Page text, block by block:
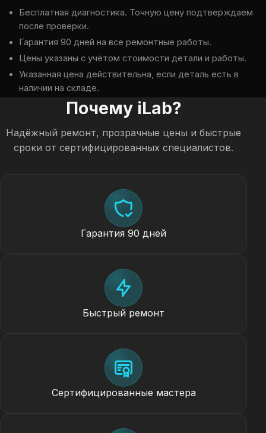
Бесплатная диагностика. Точную цену подтверждаем
после проверки.
Гарантия 90 дней на все ремонтные работы.
Цены указаны с учётом стоимости детали и работы.
Указанная цена действительна, если деталь есть в
наличии на складе.
Почему iLab?
Надёжный ремонт, прозрачные цены и быстрые
сроки от сертифицированных специалистов.
Гарантия 90 дней
Быстрый ремонт
Сертифицированные мастера